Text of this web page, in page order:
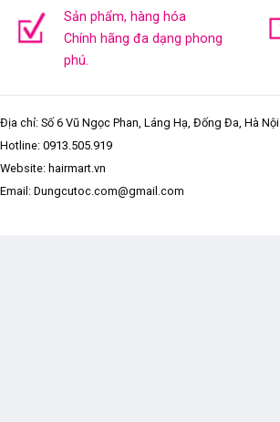
Sản phẩm, hàng hóa
Chính hãng đa dạng phong
phú.
Địa chỉ: Số 6 Vũ Ngọc Phan, Láng Hạ, Đống Đa, Hà Nội
Hotline: 0913.505.919
Website: hairmart.vn
Email: Dungcutoc.com@gmail.com